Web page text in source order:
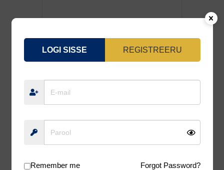
ROD COVER ZEOX BASIC REEL-IN 3
32,54€
Lisa korvi
10%
LOGI SISSE REGISTREERU
Remember me Forgot Password?